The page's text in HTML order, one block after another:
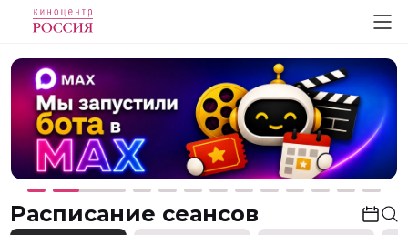
Расписание сеансов